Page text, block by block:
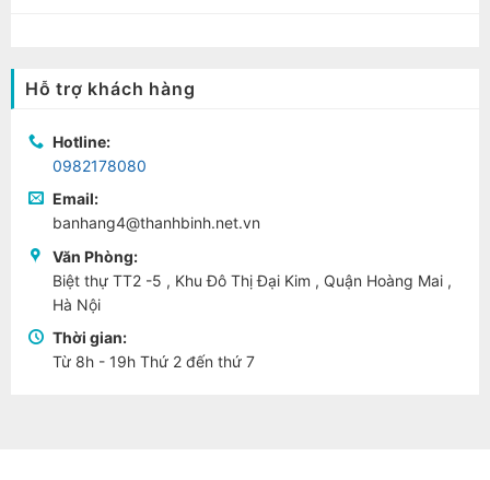
Hỗ trợ khách hàng
Hotline:
0982178080
Email:
banhang4@thanhbinh.net.vn
Văn Phòng:
Biệt thự TT2 -5 , Khu Đô Thị Đại Kim , Quận Hoàng Mai ,
Hà Nội
Thời gian:
Từ 8h - 19h Thứ 2 đến thứ 7